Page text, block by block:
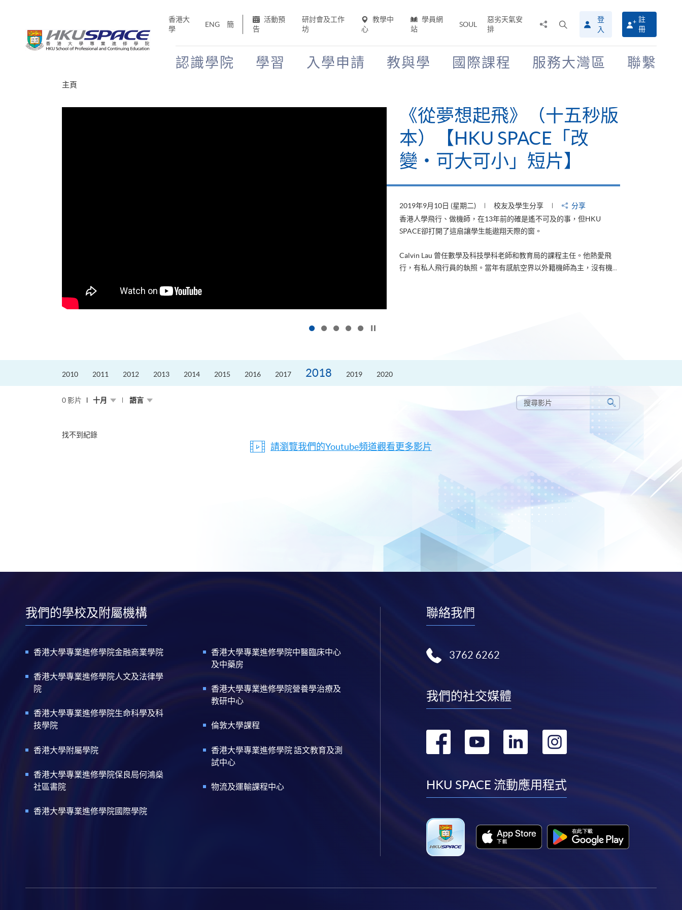
香港大
學
ENG 簡
活動預
告
研討會及工作
坊
教學中
心
學員網
站
SOUL
惡劣天氣安
排
搜
尋
介
登
入
註
冊
認識學院 學習 入學申請 教與學 國際課程 服務大灣區 聯繫
主頁
《從夢想起飛》（十五秒版
本）【HKU SPACE「改
變‧可大可小」短片】
2019年9月10日 (星期二) 校友及學生分享
分享
香港人學飛行、做機師，在13年前的確是遙不可及的事，但HKU
SPACE卻打開了這扇讓學生能遨翔天際的窗。
Calvin Lau 曾任數學及科技學科老師和教育局的課程主任。他熱愛飛
行，有私人飛行員的執照。當年有感航空界以外籍機師為主，沒有機...
2010 2011 2012 2013 2014 2015 2016 2017 2018 2019 2020
0 影片 十月 語言
搜
尋
搜
尋
找不到紀錄
請瀏覽我們的Youtube頻道觀看更多影片
我們的學校及附屬機構
香港大學專業進修學院金融商業學院
香港大學專業進修學院人文及法律學
院
香港大學專業進修學院生命科學及科
技學院
香港大學附屬學院
香港大學專業進修學院保良局何鴻燊
社區書院
香港大學專業進修學院國際學院
香港大學專業進修學院中醫臨床中心
及中藥房
香港大學專業進修學院營養學治療及
教研中心
倫敦大學課程
香港大學專業進修學院 語文教育及測
試中心
物流及運輸課程中心
聯絡我們
3762 6262
我們的社交媒體
轉
facebook
轉
youtube
轉
linkedin
轉
instagram
HKU SPACE 流動應用程式